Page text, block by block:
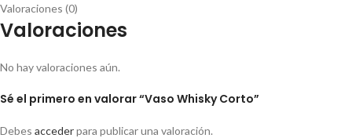
Valoraciones (0)
Valoraciones
No hay valoraciones aún.
Sé el primero en valorar “Vaso Whisky Corto”
Debes accederpara publicar una valoración.